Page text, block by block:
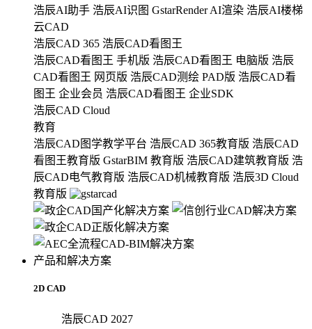
浩辰AI助手 浩辰AI识图 GstarRender AI渲染 浩辰AI楼梯
云CAD
浩辰CAD 365 浩辰CAD看图王
浩辰CAD看图王 手机版 浩辰CAD看图王 电脑版 浩辰
CAD看图王 网页版 浩辰CAD测绘 PAD版 浩辰CAD看
图王 企业会员 浩辰CAD看图王 企业SDK
浩辰CAD Cloud
教育
浩辰CAD图学教学平台 浩辰CAD 365教育版 浩辰CAD
看图王教育版 GstarBIM 教育版 浩辰CAD建筑教育版 浩
辰CAD电气教育版 浩辰CAD机械教育版 浩辰3D Cloud
教育版
产品和解决方案
2D CAD
浩辰CAD 2027